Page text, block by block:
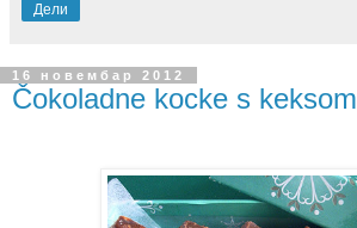
Дели
16 новембар 2012
Čokoladne kocke s keksom